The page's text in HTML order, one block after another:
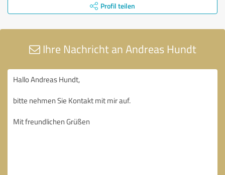
Profil teilen
Ihre Nachricht an Andreas Hundt